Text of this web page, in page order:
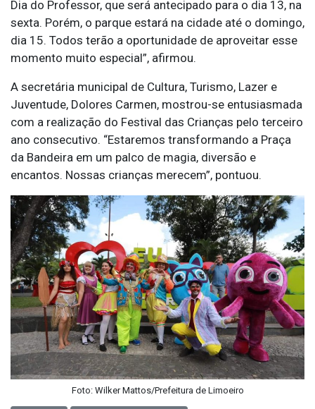
Dia do Professor, que será antecipado para o dia 13, na
sexta. Porém, o parque estará na cidade até o domingo,
dia 15. Todos terão a oportunidade de aproveitar esse
momento muito especial”, afirmou.
A secretária municipal de Cultura, Turismo, Lazer e
Juventude, Dolores Carmen, mostrou-se entusiasmada
com a realização do Festival das Crianças pelo terceiro
ano consecutivo. “Estaremos transformando a Praça
da Bandeira em um palco de magia, diversão e
encantos. Nossas crianças merecem”, pontuou.
Foto: Wilker Mattos/Prefeitura de Limoeiro